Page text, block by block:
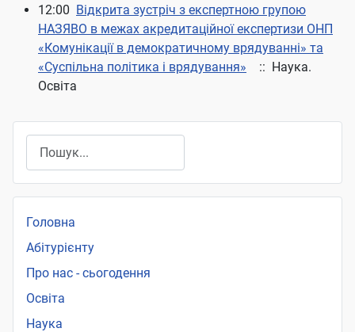
12:00 Відкрита зустріч з експертною групою
НАЗЯВО в межах акредитаційної експертизи ОНП
«Комунікації в демократичному врядуванні» та
«Суспільна політика і врядування»
:: Наука.
Освіта
Головна
Абітурієнту
Про нас - сьогодення
Освіта
Наука